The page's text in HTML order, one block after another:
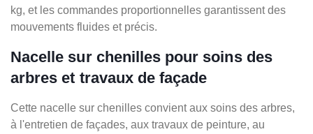
kg, et les commandes proportionnelles garantissent des
mouvements fluides et précis.
Nacelle sur chenilles pour soins des
arbres et travaux de façade
Cette nacelle sur chenilles convient aux soins des arbres,
à l'entretien de façades, aux travaux de peinture, au